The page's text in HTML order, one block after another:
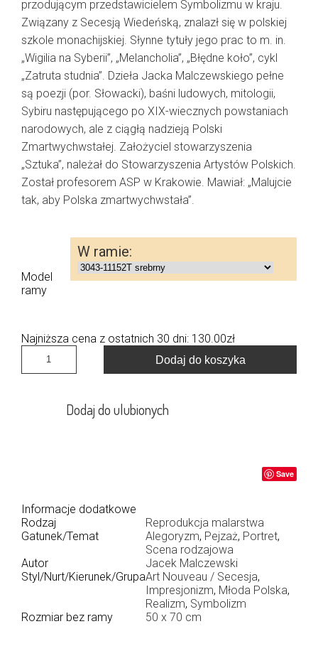
przodującym przedstawicielem Symbolizmu w kraju.
Związany z Secesją Wiedeńską, znalazł się w polskiej
szkole monachijskiej. Słynne tytuły jego prac to m. in.
„Wigilia na Syberii”, „Melancholia”, „Błędne koło”, cykl
„Zatruta studnia”. Dzieła Jacka Malczewskiego pełne
są poezji (por. Słowacki), baśni ludowych, mitologii,
Sybiru następującego po XIX-wiecznych powstaniach
narodowych, ale z ciągłą nadzieją Polski
Zmartwychwstałej. Założyciel stowarzyszenia
„Sztuka”, należał do Stowarzyszenia Artystów Polskich.
Został profesorem ASP w Krakowie. Mawiał: „Malujcie
tak, aby Polska zmartwychwstała”.
Model
ramy
Najniższa cena z ostatnich 30 dni: 130.00zł
Dodaj do koszyka
Dodaj do ulubionych
Save
Informacje dodatkowe
Rodzaj
Reprodukcja malarstwa
Gatunek/Temat
Alegoryzm, Pejzaż, Portret,
Scena rodzajowa
Autor
Jacek Malczewski
Styl/Nurt/Kierunek/GrupaArt Nouveau / Secesja,
Impresjonizm, Młoda Polska,
Realizm, Symbolizm
Rozmiar bez ramy
50 x 70 cm